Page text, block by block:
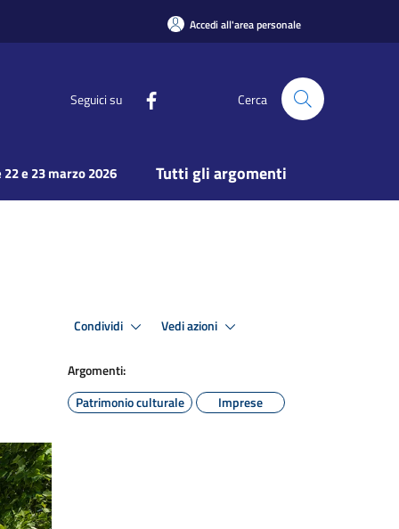
Accedi all'area personale
Seguici su Cerca
e 23 marzo 2026 Tutti gli argomenti
Condividi Vedi azioni
Argomenti:
Patrimonio culturale
Imprese